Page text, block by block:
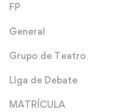
FP
General
Grupo de Teatro
Liga de Debate
MATRÍCULA